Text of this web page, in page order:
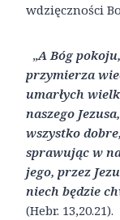
wdzięczności
„A Bóg
przymierza
umarłych
naszego
wszystko
sprawując w
jego, przez
niech będzie
(Hebr. 13,20.21).